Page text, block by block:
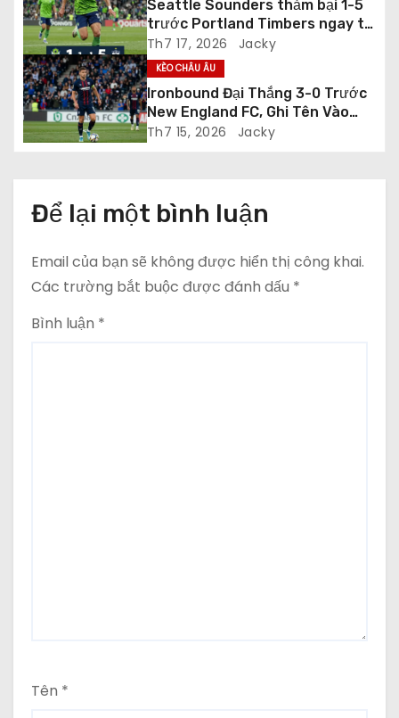
i
v
i
ế
Seattle Sounders thảm bại 1-5
trước Portland Timbers ngay tại
Lumen Field
Th7 17, 2026 Jacky
KÈO CHÂU ÂU
Ironbound Đại Thắng 3-0 Trước
New England FC, Ghi Tên Vào
Vòng Playoff USL League Two
Th7 15, 2026 Jacky
Để lại một bình luận
Email của bạn sẽ không được hiển thị công khai.
Các trường bắt buộc được đánh dấu *
Bình luận *
Tên *